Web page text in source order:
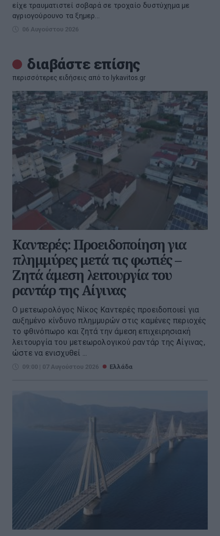
είχε τραυματιστεί σοβαρά σε τροχαίο δυστύχημα με
αγριογούρουνο τα ξημερ...
06 Αυγούστου 2026
διαβάστε επίσης
περισσότερες ειδήσεις από το lykavitos.gr
Καντερές: Προειδοποίηση για
πλημμύρες μετά τις φωτιές –
Ζητά άμεση λειτουργία του
ραντάρ της Αίγινας
Ο μετεωρολόγος Νίκος Καντερές προειδοποιεί για
αυξημένο κίνδυνο πλημμυρών στις καμένες περιοχές
το φθινόπωρο και ζητά την άμεση επιχειρησιακή
λειτουργία του μετεωρολογικού ραντάρ της Αίγινας,
ώστε να ενισχυθεί ...
09:00 | 07 Αυγούστου 2026 Ελλάδα